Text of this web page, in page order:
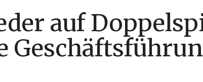
auf